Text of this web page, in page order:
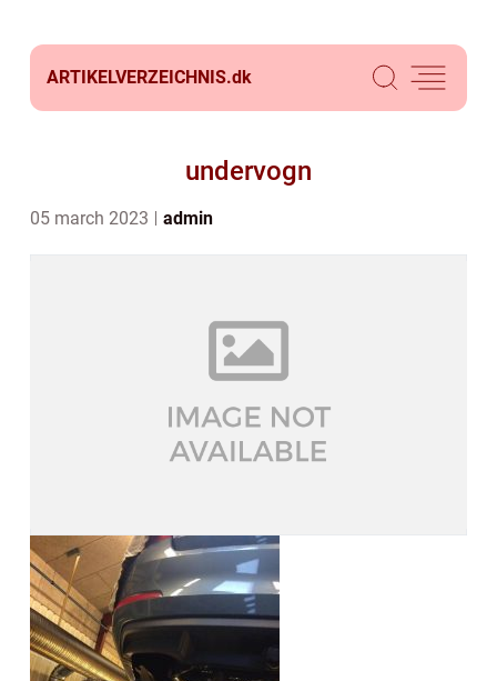
ARTIKELVERZEICHNIS.dk
undervogn
05 march 2023 admin